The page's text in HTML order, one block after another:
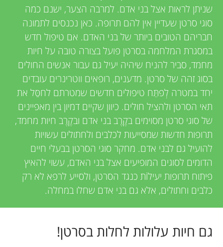
n
g
M
n
d
s
e
w
e
r
s
שניתן לראות אצל בני אדם. למרבה הצער, ישנם כמה
סוגי סרטן שעדיין אין להם תרופה. כאן נכנסים לתמונה
חבריהם הטובים ביותר של בני האדם. אם טיפול חדש
במסגרת המלחמה בסרטן פועל בצורה טובה על חיות
מחמד, סביר להניח שיהיה יעיל גם עבור אנשים החולים
בסוג זהה של סרטן. מדענים, רופאים ווטרינרים עובדים
יחד במטרה לְפתֵּח טיפולים חדשים שמטרתם לחסֵּל את
תאי הסרטן ולהציל חולים. כיוון שקיים דמיון בין מאפיינים
של סוגי סרטן מסוימים בקֶרֶב בני אדם ובקֶרֶב חיות מחמד,
תרופות חדשות שמסייעות לכלבים ולחתולים עשויות
להועיל גם לבני אדם. מחקר סוגי הסרטן בבעלי חיים
הדומים לסוגים המופיעים אצל בני האדם, עשוי להאיץ
פיתוח תרופות יעילוֹת כנגד הסרטן, ולסייע לרפא לא רק
כלבים וחתולים, אלא גם בני אדם שחלו במחלה.
גם חיות עלולות לחלות בסרטן!